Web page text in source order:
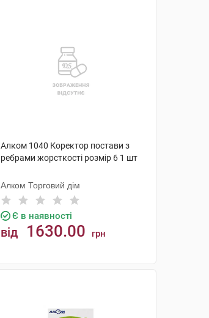
Алком 1040 Коректор постави з
ребрами жорсткості розмір 6 1 шт
Алком Торговий дім
Є в наявності
від 1630.00 грн